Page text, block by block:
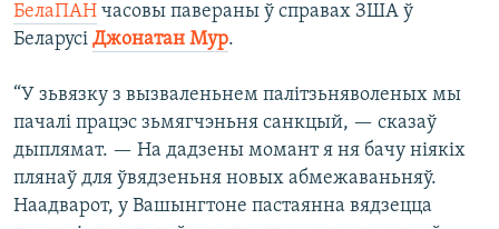
БелаПАН часовы павераны ў справах ЗША ў
Беларусі Джонатан Мур.
“У зьвязку з вызваленьнем палітзьняволеных мы
пачалі працэс зьмягчэньня санкцый, — сказаў
дыплямат. — На дадзены момант я ня бачу ніякіх
плянаў для ўвядзеньня новых абмежаваньняў.
Наадварот, у Вашынгтоне пастаянна вядзецца